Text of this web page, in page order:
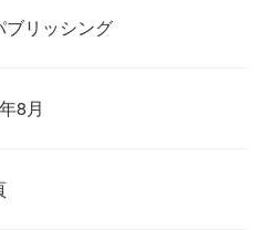
ブリッシング
8月